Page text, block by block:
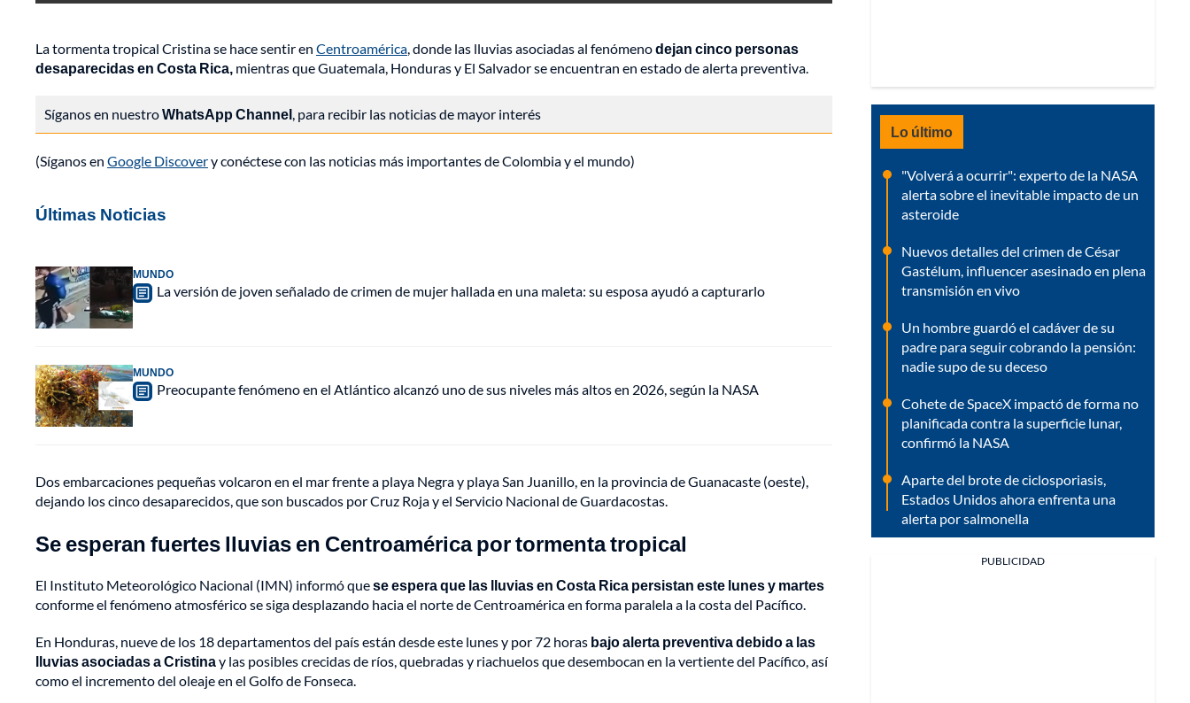
La tormenta tropical Cristina se hace sentir en Centroamérica, donde las lluvias asociadas al fenómenodejan cinco personas
desaparecidas en Costa Rica, mientras que Guatemala, Honduras y El Salvador se encuentran en estado de alerta preventiva.
Síganos en nuestroWhatsApp Channel, para recibir las noticias de mayor interés
(Síganos en Google Discovery conéctese con las noticias más importantes de Colombia y el mundo)
Últimas Noticias
MUNDO
La versión de joven señalado de crimen de mujer hallada en una maleta: su esposa ayudó a capturarlo
MUNDO
Preocupante fenómeno en el Atlántico alcanzó uno de sus niveles más altos en 2026, según la NASA
Dos embarcaciones pequeñas volcaron en el mar frente a playa Negra y playa San Juanillo, en la provincia de Guanacaste (oeste),
dejando los cinco desaparecidos, que son buscados por Cruz Roja y el Servicio Nacional de Guardacostas.
Se esperan fuertes lluvias en Centroamérica por tormenta tropical
El Instituto Meteorológico Nacional (IMN) informó quese espera que las lluvias en Costa Rica persistan este lunes y martes
conforme el fenómeno atmosférico se siga desplazando hacia el norte de Centroamérica en forma paralela a la costa del Pacífico.
En Honduras, nueve de los 18 departamentos del país están desde este lunes y por 72 horas bajo alerta preventiva debido a las
lluvias asociadas a Cristinay las posibles crecidas de ríos, quebradas y riachuelos que desembocan en la vertiente del Pacífico, así
como el incremento del oleaje en el Golfo de Fonseca.
Lo último
"Volverá a ocurrir": experto de la NASA
alerta sobre el inevitable impacto de un
asteroide
Nuevos detalles del crimen de César
Gastélum, influencer asesinado en plena
transmisión en vivo
Un hombre guardó el cadáver de su
padre para seguir cobrando la pensión:
nadie supo de su deceso
Cohete de SpaceX impactó de forma no
planificada contra la superficie lunar,
confirmó la NASA
Aparte del brote de ciclosporiasis,
Estados Unidos ahora enfrenta una
alerta por salmonella
PUBLICIDAD